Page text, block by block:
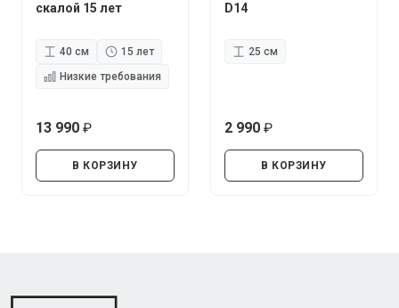
скалой 15 лет
40 см
15 лет
Низкие требования
13 990
В КОРЗИНУ
D14
25 см
2 990
В КОРЗИНУ